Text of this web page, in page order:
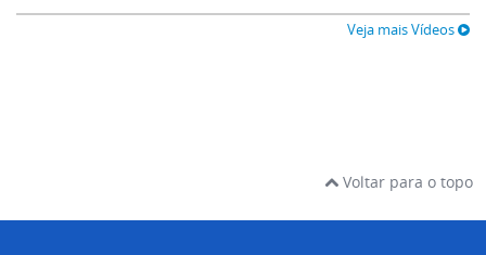
Veja mais Vídeos
Voltar para o topo